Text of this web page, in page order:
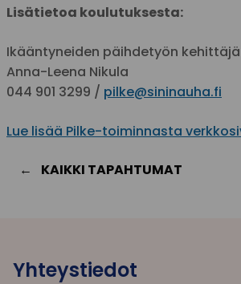
Lisätietoa koulutuksesta:
Ikääntyneiden päihdetyön kehittäjä
Anna-Leena Nikula
044 901 3299 / pilke@sininauha.fi
Lue lisää Pilke-toiminnasta
KAIKKI TAPAHTUMAT
Yhteystiedot